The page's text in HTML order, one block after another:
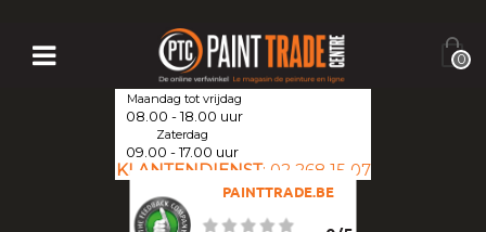
0
Maandag tot vrijdag
08.00 - 18.00 uur
Zaterdag
09.00 - 17.00 uur
KLANTENDIENST: 02 268 15 07
PAINTTRADE.BE